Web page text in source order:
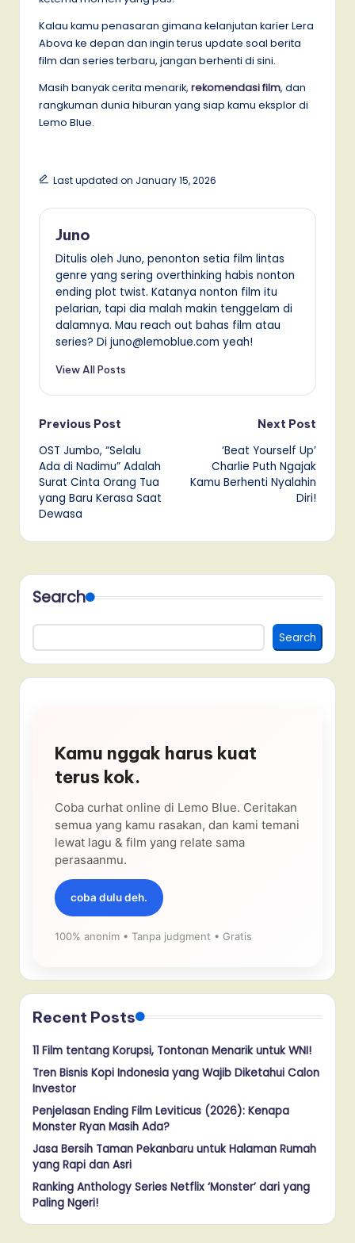
Kalau kamu penasaran gimana kelanjutan karier Lera
Abova ke depan dan ingin terus update soal berita
film dan series terbaru, jangan berhenti di sini.
Masih banyak cerita menarik, rekomendasi film, dan
rangkuman dunia hiburan yang siap kamu eksplor di
Lemo Blue.
Last updated on January 15, 2026
Juno
Ditulis oleh Juno, penonton setia film lintas
genre yang sering overthinking habis nonton
ending plot twist. Katanya nonton film itu
pelarian, tapi dia malah makin tenggelam di
dalamnya. Mau reach out bahas film atau
series? Di juno@lemoblue.com yeah!
View All Posts
Post
navigation
Previous Post
OST Jumbo, “Selalu
Ada di Nadimu” Adalah
Surat Cinta Orang Tua
yang Baru Kerasa Saat
Dewasa
Next Post
‘Beat Yourself Up’
Charlie Puth Ngajak
Kamu Berhenti Nyalahin
Diri!
Search
Search
Kamu nggak harus kuat
terus kok.
Coba curhat online di Lemo Blue. Ceritakan
semua yang kamu rasakan, dan kami temani
lewat lagu & film yang relate sama
perasaanmu.
coba dulu deh.
100% anonim • Tanpa judgment • Gratis
Recent Posts
11 Film tentang Korupsi, Tontonan Menarik untuk WNI!
Tren Bisnis Kopi Indonesia yang Wajib Diketahui Calon
Investor
Penjelasan Ending Film Leviticus (2026): Kenapa
Monster Ryan Masih Ada?
Jasa Bersih Taman Pekanbaru untuk Halaman Rumah
yang Rapi dan Asri
Ranking Anthology Series Netflix ‘Monster’ dari yang
Paling Ngeri!